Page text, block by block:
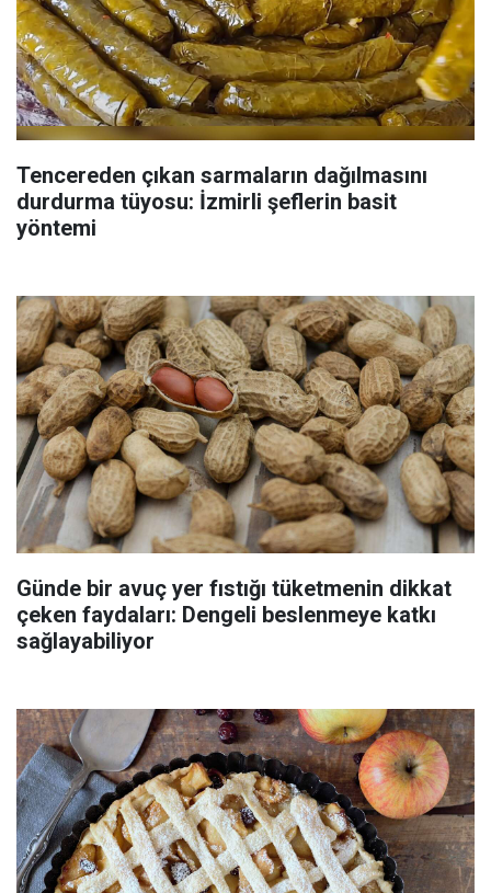
Tencereden çıkan sarmaların dağılmasını
durdurma tüyosu: İzmirli şeflerin basit
yöntemi
Günde bir avuç yer fıstığı tüketmenin dikkat
çeken faydaları: Dengeli beslenmeye katkı
sağlayabiliyor